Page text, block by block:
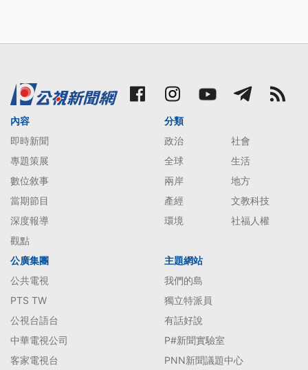
內容
即時新聞
專題策展
數位敘事
當期節目
深度報導
觀點
分類
政治
社會
全球
生活
兩岸
地方
產經
文教科技
環境
社福人權
公廣集團
公共電視
PTS TW
公視台語台
中華電視公司
客家電視台
主題網站
我們的島
獨立特派員
有話好說
P#新聞實驗室
PNN新聞議題中心